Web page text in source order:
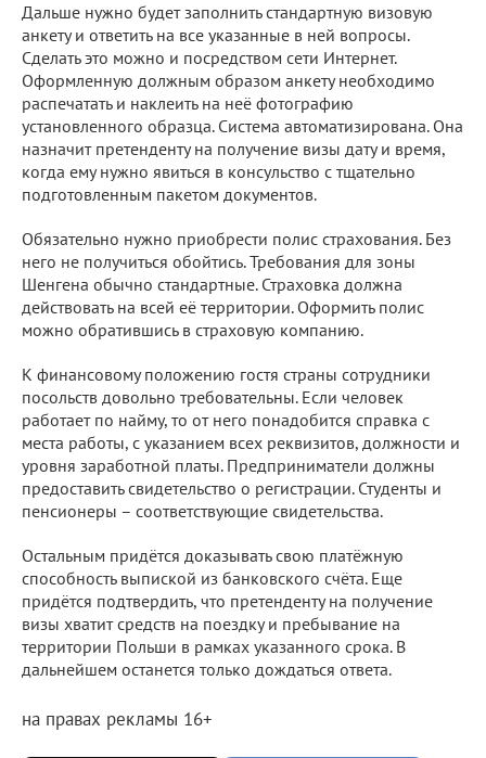
Дальше нужно будет заполнить стандартную визовую
анкету и ответить на все указанные в ней вопросы.
Сделать это можно и посредством сети Интернет.
Оформленную должным образом анкету необходимо
распечатать и наклеить на неё фотографию
установленного образца. Система автоматизирована. Она
назначит претенденту на получение визы дату и время,
когда ему нужно явиться в консульство с тщательно
подготовленным пакетом документов.
Обязательно нужно приобрести полис страхования. Без
него не получиться обойтись. Требования для зоны
Шенгена обычно стандартные. Страховка должна
действовать на всей её территории. Оформить полис
можно обратившись в страховую компанию.
К финансовому положению гостя страны сотрудники
посольств довольно требовательны. Если человек
работает по найму, то от него понадобится справка с
места работы, с указанием всех реквизитов, должности и
уровня заработной платы. Предприниматели должны
предоставить свидетельство о регистрации. Студенты и
пенсионеры – соответствующие свидетельства.
Остальным придётся доказывать свою платёжную
способность выпиской из банковского счёта. Еще
придётся подтвердить, что претенденту на получение
визы хватит средств на поездку и пребывание на
территории Польши в рамках указанного срока. В
дальнейшем останется только дождаться ответа.
на правах рекламы 16+